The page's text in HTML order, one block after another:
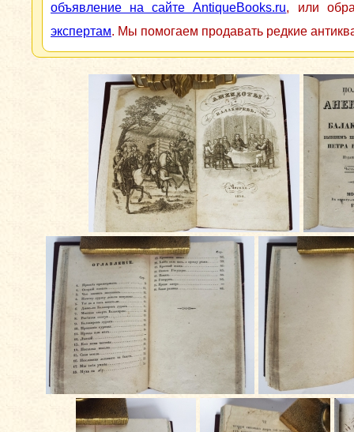
объявление на сайте AntiqueBooks.ru, или
экспертам. Мы помогаем продавать редкие